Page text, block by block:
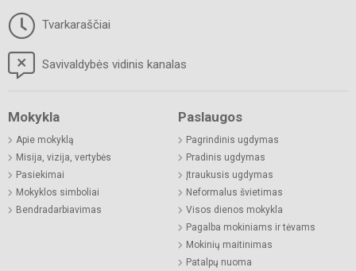
Tvarkaraščiai
Savivaldybės vidinis kanalas
Mokykla
Apie mokyklą
Misija, vizija, vertybės
Pasiekimai
Mokyklos simboliai
Bendradarbiavimas
Paslaugos
Pagrindinis ugdymas
Pradinis ugdymas
Įtraukusis ugdymas
Neformalus švietimas
Visos dienos mokykla
Pagalba mokiniams ir tėvams
Mokinių maitinimas
Patalpų nuoma